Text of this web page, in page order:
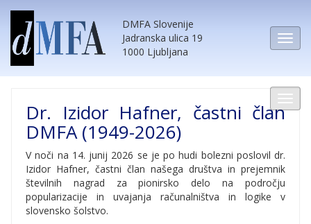
DMFA Slovenije
Jadranska ulica 19
1000 Ljubljana
Dr. Izidor Hafner, častni član
DMFA (1949-2026)
V noči na 14. junij 2026 se je po hudi bolezni poslovil dr.
Izidor Hafner, častni član našega društva in prejemnik
številnih nagrad za pionirsko delo na področju
popularizacije in uvajanja računalništva in logike v
slovensko šolstvo.